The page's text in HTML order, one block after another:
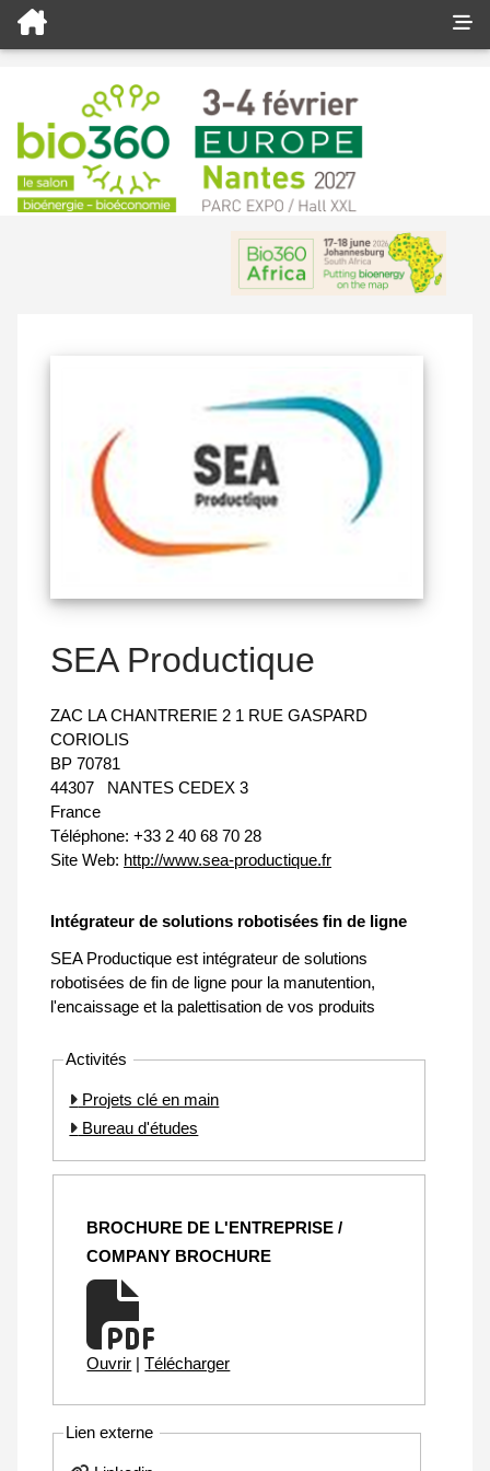
SEA Productique
ZAC LA CHANTRERIE 2 1 RUE GASPARD
CORIOLIS
BP 70781
44307
NANTES CEDEX 3
France
Téléphone: +33 2 40 68 70 28
Site Web: http://www.sea-productique.fr
Intégrateur de solutions robotisées fin de ligne
SEA Productique est intégrateur de solutions
robotisées de fin de ligne pour la manutention,
l'encaissage et la palettisation de vos produits
Activités
Projets clé en main
Bureau d'études
BROCHURE DE L'ENTREPRISE /
COMPANY BROCHURE
Ouvrir | Télécharger
Lien externe